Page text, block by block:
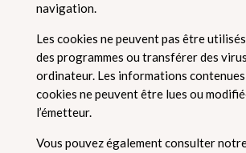
navigation.
Les cookies ne peuvent pas être
des programmes ou transférer des
ordinateur. Les informations contenues
cookies ne peuvent être lues ou
l’émetteur.
Vous pouvez également consulter